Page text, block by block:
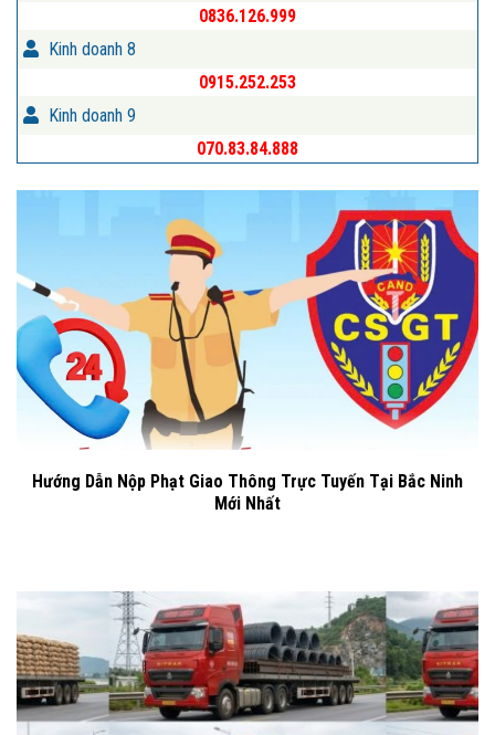
0836.126.999
Kinh doanh 8
0915.252.253
Kinh doanh 9
070.83.84.888
Hướng Dẫn Nộp Phạt Giao Thông Trực Tuyến Tại Bắc Ninh
Mới Nhất